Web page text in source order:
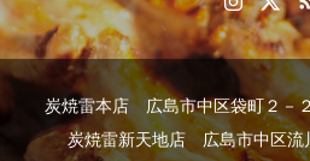
炭焼雷本店 広島市中区袋町２
炭焼雷新天地店 広島市中区